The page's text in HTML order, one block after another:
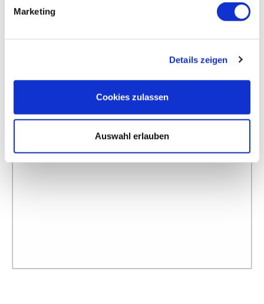
Marketing
Details zeigen
Cookies zulassen
Auswahl erlauben